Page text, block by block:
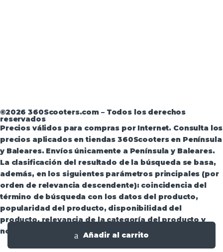
Añadir al carrito
©2026 360Scooters.com – Todos los derechos
reservados
Precios válidos para compras por Internet. Consulta los
precios aplicados en tiendas 360Scooters en Península
y Baleares. Envíos únicamente a Península y Baleares.
La clasificación del resultado de la búsqueda se basa,
además, en los siguientes parámetros principales (por
orden de relevancia descendente): coincidencia del
término de búsqueda con los datos del producto,
popularidad del producto, disponibilidad del
producto, relevancia de la categoría del producto y
novedad del producto.